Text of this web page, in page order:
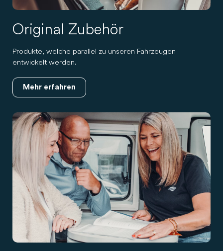
Original Zubehör
Produkte, welche parallel zu unseren Fahrzeugen
entwickelt werden.
Mehr erfahren